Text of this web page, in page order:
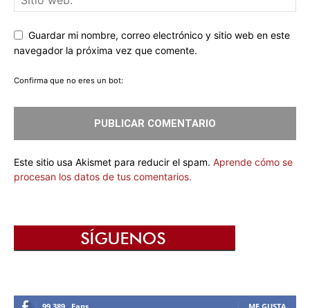
Guardar mi nombre, correo electrónico y sitio web en este
navegador la próxima vez que comente.
Confirma que no eres un bot:
Este sitio usa Akismet para reducir el spam. Aprende cómo se
procesan los datos de tus comentarios.